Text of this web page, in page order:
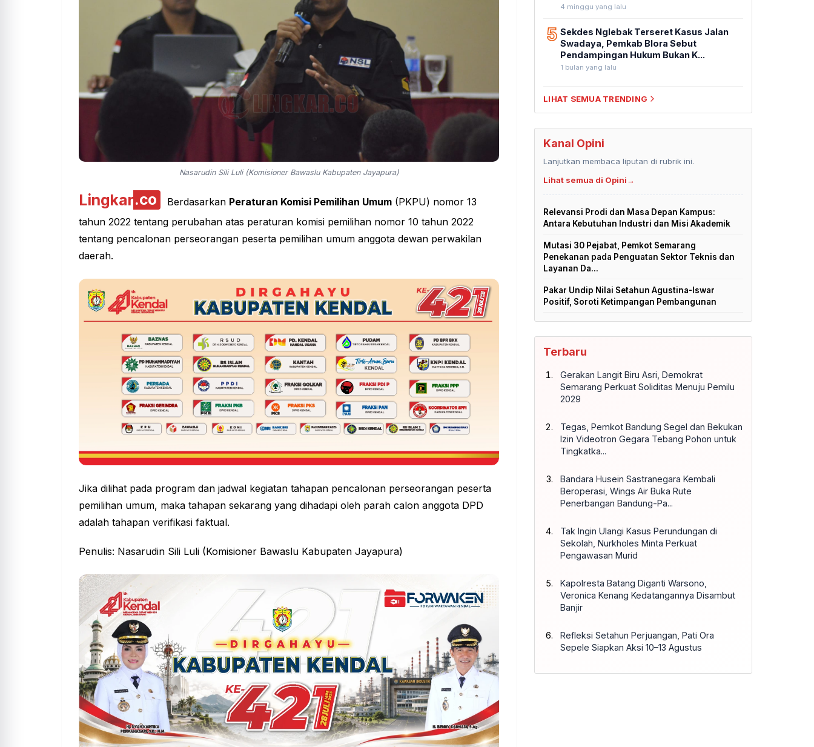
Nasarudin Sili Luli (Komisioner Bawaslu Kabupaten Jayapura)
Lingkar.co Berdasarkan Peraturan Komisi Pemilihan Umum(PKPU) nomor 13
tahun 2022 tentang perubahan atas peraturan komisi pemilihan nomor 10 tahun 2022
tentang pencalonan perseorangan peserta pemilihan umum anggota dewan perwakilan
daerah.
Jika dilihat pada program dan jadwal kegiatan tahapan pencalonan perseorangan peserta
pemilihan umum, maka tahapan sekarang yang dihadapi oleh parah calon anggota DPD
adalah tahapan verifikasi faktual.
Penulis: Nasarudin Sili Luli (Komisioner Bawaslu Kabupaten Jayapura)
4 minggu yang lalu
5 Sekdes Nglebak Terseret Kasus Jalan
Swadaya, Pemkab Blora Sebut
Pendampingan Hukum Bukan K...
1 bulan yang lalu
LIHAT SEMUA TRENDING
Kanal Opini
Lanjutkan membaca liputan di rubrik ini.
Lihat semua di Opini→
Relevansi Prodi dan Masa Depan Kampus:
Antara Kebutuhan Industri dan Misi Akademik
Mutasi 30 Pejabat, Pemkot Semarang
Penekanan pada Penguatan Sektor Teknis dan
Layanan Da...
Pakar Undip Nilai Setahun Agustina-Iswar
Positif, Soroti Ketimpangan Pembangunan
Terbaru
Gerakan Langit Biru Asri, Demokrat
Semarang Perkuat Soliditas Menuju Pemilu
2029
Tegas, Pemkot Bandung Segel dan Bekukan
Izin Videotron Gegara Tebang Pohon untuk
Tingkatka...
Bandara Husein Sastranegara Kembali
Beroperasi, Wings Air Buka Rute
Penerbangan Bandung-Pa...
Tak Ingin Ulangi Kasus Perundungan di
Sekolah, Nurkholes Minta Perkuat
Pengawasan Murid
Kapolresta Batang Diganti Warsono,
Veronica Kenang Kedatangannya Disambut
Banjir
Refleksi Setahun Perjuangan, Pati Ora
Sepele Siapkan Aksi 10–13 Agustus